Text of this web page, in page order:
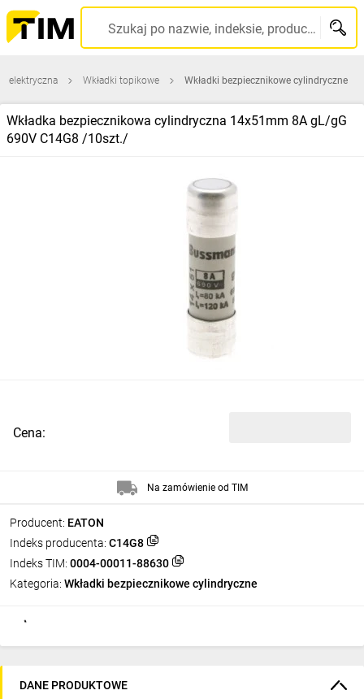
Szukaj po nazwie, indeksie, producencie, kodzie kreskowym...
elektryczna Wkładki topikowe Wkładki bezpiecznikowe cylindryczne
Wkładka bezpiecznikowa cylindryczna 14x51mm 8A gL/gG
690V C14G8 /10szt./
Producent: EATON
Indeks producenta: C14G8
Indeks TIM: 0004-00011-88630
Kategoria: Wkładki bezpiecznikowe cylindryczne
Cena:
Na zamówienie od TIM
DANE PRODUKTOWE